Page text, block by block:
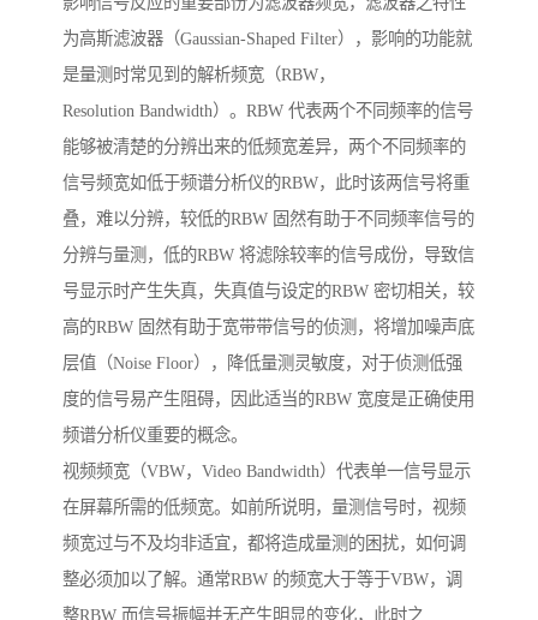
为高斯滤波器（Gaussian-Shaped Filter），影响的功能就
是量测时常见到的解析频宽（RBW，
Resolution Bandwidth）。RBW 代表两个不同频率的信号
能够被清楚的分辨出来的低频宽差异，两个不同频率的
信号频宽如低于频谱分析仪的RBW，此时该两信号将重
叠，难以分辨，较低的RBW 固然有助于不同频率信号的
分辨与量测，低的RBW 将滤除较率的信号成份，导致信
号显示时产生失真，失真值与设定的RBW 密切相关，较
高的RBW 固然有助于宽带带信号的侦测，将增加噪声底
层值（Noise Floor），降低量测灵敏度，对于侦测低强
度的信号易产生阻碍，因此适当的RBW 宽度是正确使用
频谱分析仪重要的概念。
视频频宽（VBW，Video Bandwidth）代表单一信号显示
在屏幕所需的低频宽。如前所说明，量测信号时，视频
频宽过与不及均非适宜，都将造成量测的困扰，如何调
整必须加以了解。通常RBW 的频宽大于等于VBW，调
整RBW 而信号振幅并无产生明显的变化，此时之